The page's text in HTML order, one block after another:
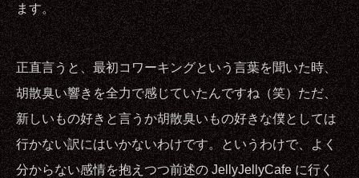
ます。
正直言うと、最初コワーキングという言葉を聞いた時、
胡散臭い響きを全力で感じていたんですね（笑）ただ、
新しいもの好きと言うか胡散臭いもの好きな僕としては
行かない訳にはいかないわけです。というわけで、よく
分からない感情を抱えつつ前述の JellyJellyCafe に行く